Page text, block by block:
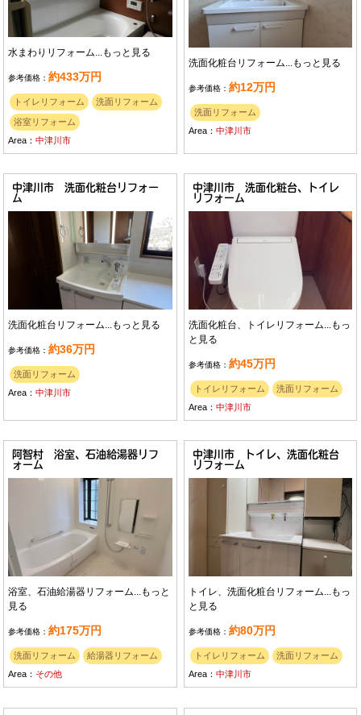
水まわりリフォーム... もっと見る
参考価格：約433万円
トイレリフォーム 洗面リフォーム
浴室リフォーム
Area：中津川市
洗面化粧台リフォーム... もっと見る
参考価格：約12万円
洗面リフォーム
Area：中津川市
中津川市 洗面化粧台リフォー
ム
洗面化粧台リフォーム...もっと見る
参考価格：約36万円
洗面リフォーム
Area：中津川市
中津川市 洗面化粧台、トイレ
リフォーム
洗面化粧台、トイレリフォーム...もっ
と見る
参考価格：約45万円
トイレリフォーム
洗面リフォーム
Area：中津川市
阿智村 浴室、石油給湯器リフ
ォーム
浴室、石油給湯器リフォーム...もっと
見る
参考価格：約175万円
洗面リフォーム
給湯器リフォーム
Area： その他
中津川市 トイレ、洗面化粧台
リフォーム
トイレ、洗面化粧台リフォーム...もっ
と見る
参考価格：約80万円
トイレリフォーム
洗面リフォーム
Area：中津川市